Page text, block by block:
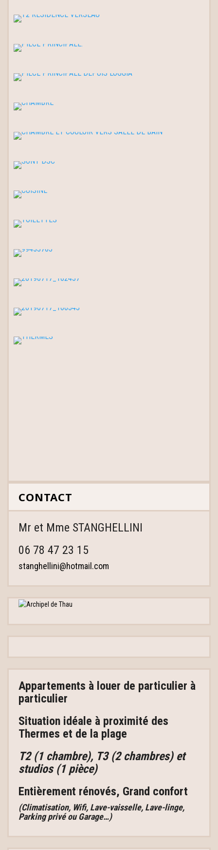
CONTACT
Mr et Mme STANGHELLINI
06 78 47 23 15
stanghellini@hotmail.com
Appartements à louer de particulier à
particulier
Situation idéale à proximité des
Thermes et de la plage
T2 (1 chambre), T3 (2 chambres) et
studios (1 pièce)
Entièrement rénovés, Grand confort
(Climatisation, Wifi, Lave-vaisselle, Lave-linge,
Parking privé ou Garage…)